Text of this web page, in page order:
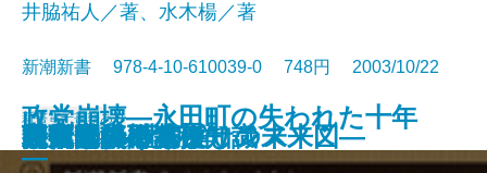
授業の復権
二十年後―くらしの未来図―
家庭という病巣
国富消失
現代老後の基礎知識
井脇祐人／著、水木楊／著
新潮新書 978-4-10-610039-0 748円 2003/10/22
新書電子書籍あり
路面電車ルネッサンス
自衛隊vs.北朝鮮
政党崩壊―永田町の失われた十年
―
天皇家の財布
時価会計不況